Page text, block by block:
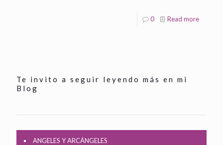
0 Read more
Te invito a seguir leyendo más en mi
Blog
ANGELES Y ARCÁNGELES